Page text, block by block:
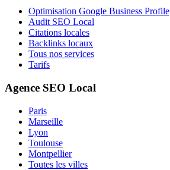
Optimisation Google Business Profile
Audit SEO Local
Citations locales
Backlinks locaux
Tous nos services
Tarifs
Agence SEO Local
Paris
Marseille
Lyon
Toulouse
Montpellier
Toutes les villes